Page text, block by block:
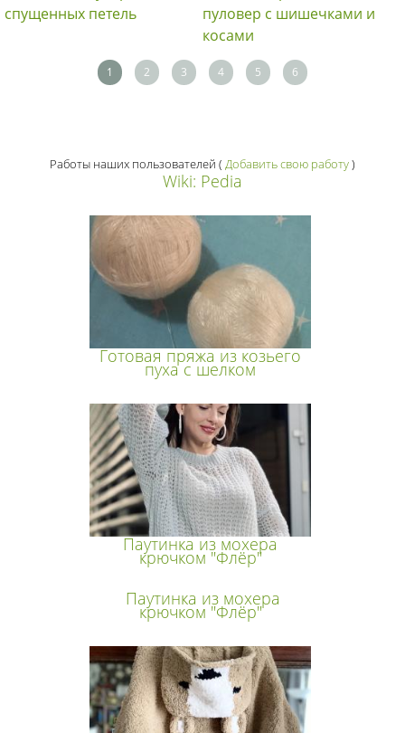
спущенных петель
пуловер с шишечками и
косами
1 2 3 4 5 6
Работы наших пользователей ( Добавить свою работу)
Wiki: Pedia
Готовая пряжа из козьего
пуха с шелком
Паутинка из мохера
крючком "Флёр"
Паутинка из мохера
крючком "Флёр"